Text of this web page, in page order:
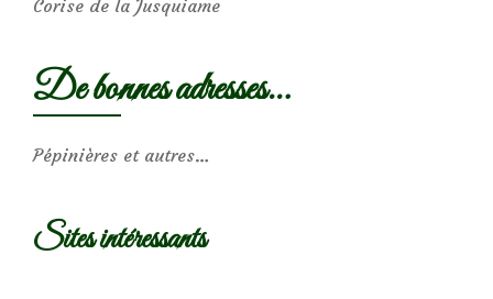
Corise de la Jusquiame
De bonnes adresses…
Pépinières et autres…
Sites intéressants